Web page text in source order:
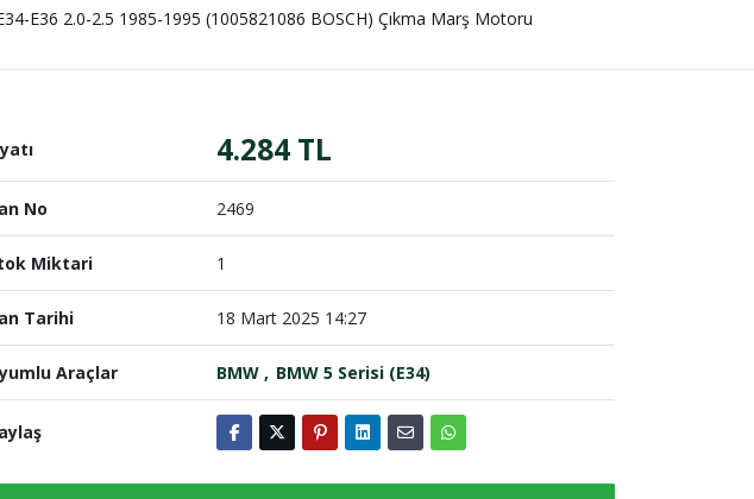
E36 2.0-2.5 1985-1995 (1005821086 BOSCH) Çıkma Marş Motoru
4.284 TL
No 2469
Miktari 1
Tarihi 18 Mart 2025 14:27
Araçlar BMW BMW 5 Serisi (E34)